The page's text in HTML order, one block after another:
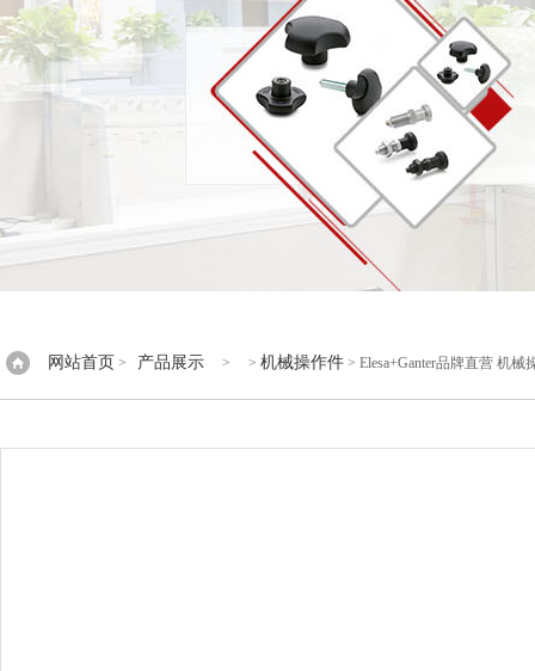
网站首页 > 产品展示 > > 机械操作件 > Elesa+Ganter品牌直营 机